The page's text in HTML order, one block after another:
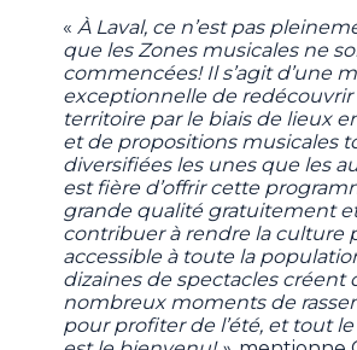
« À Laval, ce n’est pas
que les Zones musicales ne
commencées! Il s’agit d’une
exceptionnelle de
territoire par le biais de lieux
et de propositions musicales
diversifiées les unes que les
est fière d’offrir cette
grande qualité gratuitement
contribuer à rendre la culture
accessible à toute la
dizaines de spectacles créent
nombreux moments de
pour profiter de l’été, et tout